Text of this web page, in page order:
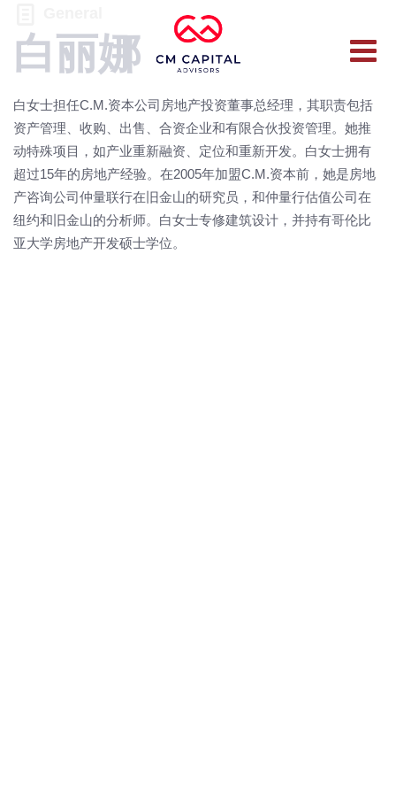
白丽娜
白女士担任C.M.资本公司房地产投资董事总经理，其职责包括
资产管理、收购、出售、合资企业和有限合伙投资管理。她推
动特殊项目，如产业重新融资、定位和重新开发。白女士拥有
超过15年的房地产经验。在2005年加盟C.M.资本前，她是房地
产咨询公司仲量联行在旧金山的研究员，和仲量行估值公司在
纽约和旧金山的分析师。白女士专修建筑设计，并持有哥伦比
亚大学房地产开发硕士学位。